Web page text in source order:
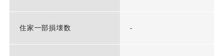
住家一部損壊数 -